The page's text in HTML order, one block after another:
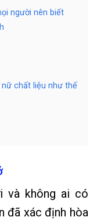
người nên biết
chất liệu như thế
và không ai có
đã xác định hòa